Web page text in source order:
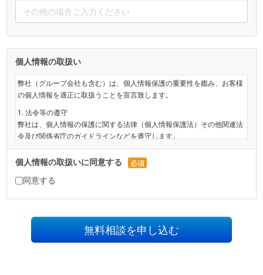
個人情報の取扱い
弊社（グループ会社も含む）は、個人情報保護の重要性を鑑み、お客様
の個人情報を適正に取扱うことを宣言致します。
1. 法令等の遵守
弊社は、個人情報の保護に関する法律（個人情報保護法）その他関連法
令及び関係省庁のガイドラインなどを遵守します。
弊社は、個人情報の取扱いが適正に行われるよう、従業員への教育・指
導を徹底します。
ニング事業を営んでおり、各事業を通じて取得した個人情報（住所、氏
名、生年月日、勤務先、年収、電話番号、携帯電話番号、メールアドレ
ス等）を、弊社が行う下記業務の遂行に必要な範囲で利用させていただ
個人情報の取扱いに同意する 必須
同意する